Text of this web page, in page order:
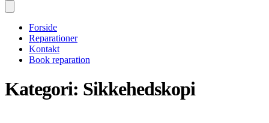
Forside
Reparationer
Kontakt
Book reparation
Kategori: Sikkehedskopi